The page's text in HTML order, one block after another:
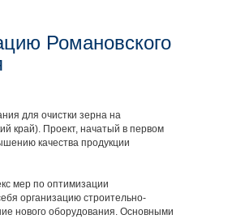
Романовского
для очистки зерна на
край). Проект, начатый в первом
качества продукции
мер по оптимизации
организацию строительно-
нового оборудования. Основными